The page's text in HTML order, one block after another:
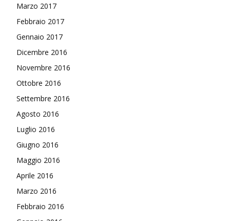
Marzo 2017
Febbraio 2017
Gennaio 2017
Dicembre 2016
Novembre 2016
Ottobre 2016
Settembre 2016
Agosto 2016
Luglio 2016
Giugno 2016
Maggio 2016
Aprile 2016
Marzo 2016
Febbraio 2016